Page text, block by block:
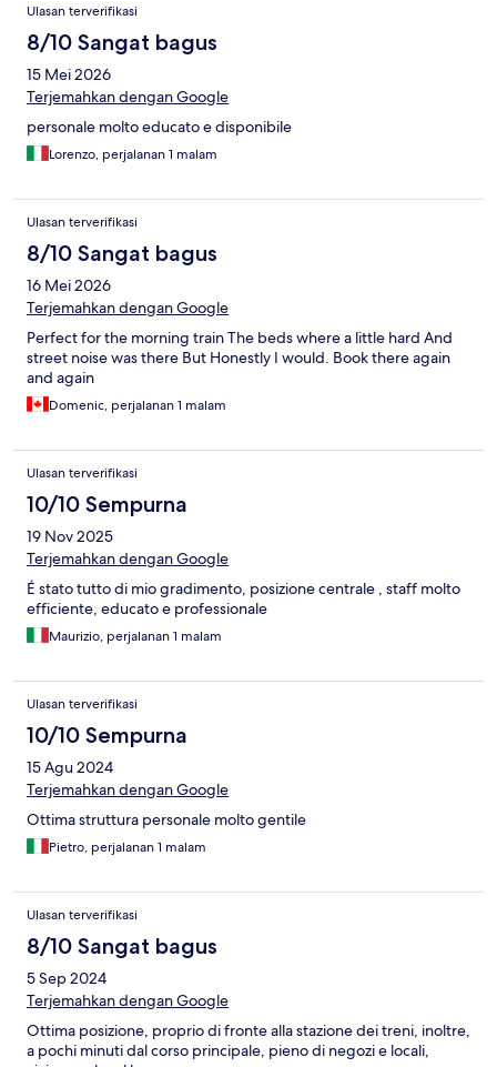
Ulasan terverifikasi
8/10 Sangat bagus
15 Mei 2026
Terjemahkan dengan Google
personale molto educato e disponibile
Lorenzo, perjalanan 1 malam
Ulasan terverifikasi
8/10 Sangat bagus
16 Mei 2026
Terjemahkan dengan Google
Perfect for the morning train The beds where a little hard And
street noise was there But Honestly I would. Book there again
and again
Domenic, perjalanan 1 malam
Ulasan terverifikasi
10/10 Sempurna
19 Nov 2025
Terjemahkan dengan Google
É stato tutto di mio gradimento, posizione centrale , staff molto
efficiente, educato e professionale
Maurizio, perjalanan 1 malam
Ulasan terverifikasi
10/10 Sempurna
15 Agu 2024
Terjemahkan dengan Google
Ottima struttura personale molto gentile
Pietro, perjalanan 1 malam
Ulasan terverifikasi
8/10 Sangat bagus
5 Sep 2024
Terjemahkan dengan Google
Ottima posizione, proprio di fronte alla stazione dei treni, inoltre,
a pochi minuti dal corso principale, pieno di negozi e locali,